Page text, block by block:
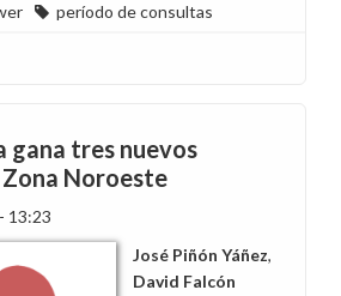
período de consultas
gana tres nuevos
Noroeste
13:23
José Piñón Yáñez,
David Falcón